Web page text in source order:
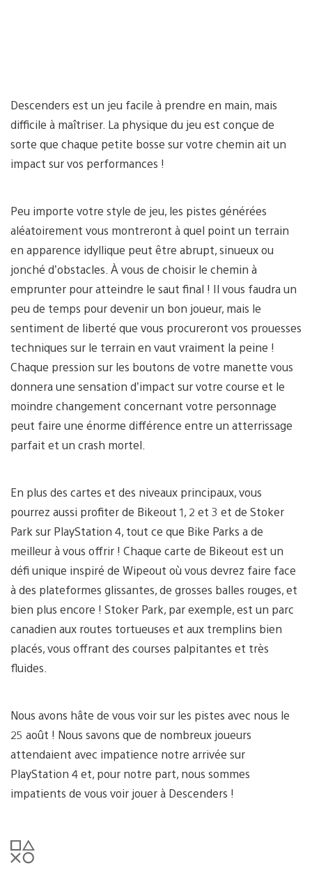
Descenders est un jeu facile à prendre en main, mais
difficile à maîtriser. La physique du jeu est conçue de
sorte que chaque petite bosse sur votre chemin ait un
impact sur vos performances !
Peu importe votre style de jeu, les pistes générées
aléatoirement vous montreront à quel point un terrain
en apparence idyllique peut être abrupt, sinueux ou
jonché d’obstacles. À vous de choisir le chemin à
emprunter pour atteindre le saut final ! Il vous faudra un
peu de temps pour devenir un bon joueur, mais le
sentiment de liberté que vous procureront vos prouesses
techniques sur le terrain en vaut vraiment la peine !
Chaque pression sur les boutons de votre manette vous
donnera une sensation d’impact sur votre course et le
moindre changement concernant votre personnage
peut faire une énorme différence entre un atterrissage
parfait et un crash mortel.
En plus des cartes et des niveaux principaux, vous
pourrez aussi profiter de Bikeout 1, 2 et 3 et de Stoker
Park sur PlayStation 4, tout ce que Bike Parks a de
meilleur à vous offrir ! Chaque carte de Bikeout est un
défi unique inspiré de Wipeout où vous devrez faire face
à des plateformes glissantes, de grosses balles rouges, et
bien plus encore ! Stoker Park, par exemple, est un parc
canadien aux routes tortueuses et aux tremplins bien
placés, vous offrant des courses palpitantes et très
fluides.
Nous avons hâte de vous voir sur les pistes avec nous le
25 août ! Nous savons que de nombreux joueurs
attendaient avec impatience notre arrivée sur
PlayStation 4 et, pour notre part, nous sommes
impatients de vous voir jouer à Descenders !